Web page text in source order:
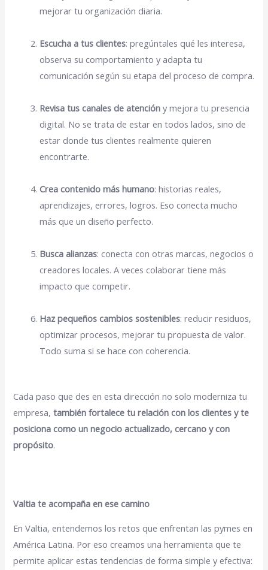
mejorar tu organización diaria.
Escucha a tus clientes: pregúntales qué les interesa,
observa su comportamiento y adapta tu
comunicación según su etapa del proceso de compra.
Revisa tus canales de atención y mejora tu presencia
digital. No se trata de estar en todos lados, sino de
estar donde tus clientes realmente quieren
encontrarte.
Crea contenido más humano: historias reales,
aprendizajes, errores, logros. Eso conecta mucho
más que un diseño perfecto.
Busca alianzas: conecta con otras marcas, negocios o
creadores locales. A veces colaborar tiene más
impacto que competir.
Haz pequeños cambios sostenibles: reducir residuos,
optimizar procesos, mejorar tu propuesta de valor.
Todo suma si se hace con coherencia.
Cada paso que des en esta dirección no solo moderniza tu
empresa,también fortalece tu relación con los clientes y te
posiciona como un negocio actualizado, cercano y con
propósito.
Valtia te acompaña en ese camino
En Valtia, entendemos los retos que enfrentan las pymes en
América Latina. Por eso creamos una herramienta que te
permite aplicar estas tendencias de forma simple y efectiva: